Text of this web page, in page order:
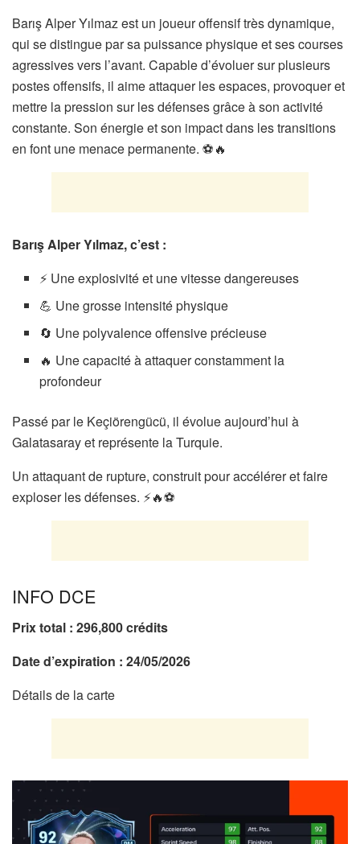
Barış Alper Yılmaz est un joueur offensif très dynamique,
qui se distingue par sa puissance physique et ses courses
agressives vers l’avant. Capable d’évoluer sur plusieurs
postes offensifs, il aime attaquer les espaces, provoquer et
mettre la pression sur les défenses grâce à son activité
constante. Son énergie et son impact dans les transitions
en font une menace permanente. ⚽🔥
Barış Alper Yılmaz, c’est :
⚡ Une explosivité et une vitesse dangereuses
💪 Une grosse intensité physique
🔄 Une polyvalence offensive précieuse
🔥 Une capacité à attaquer constamment la
profondeur
Passé par le Keçiörengücü, il évolue aujourd’hui à
Galatasaray et représente la Turquie.
Un attaquant de rupture, construit pour accélérer et faire
exploser les défenses. ⚡🔥⚽
INFO DCE
Prix total : 296,800crédits
Date d’expiration : 24/05/2026
Détails de la carte